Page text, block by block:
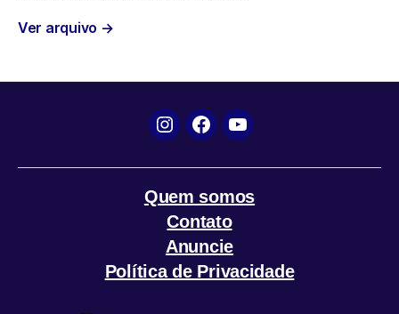
o
k p m
Ver arquivo →
Instagram
FacebookYouTube
Quem somos
Contato
Anuncie
Política de Privacidade